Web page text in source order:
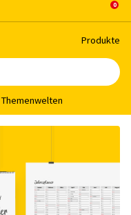
Pro­duk­te
The­men­wel­ten